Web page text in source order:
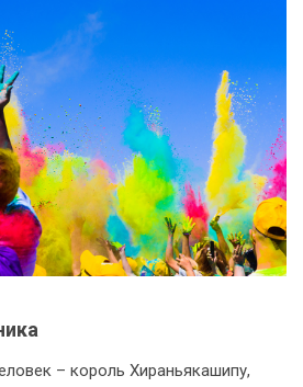
– король Хираньякашипу,